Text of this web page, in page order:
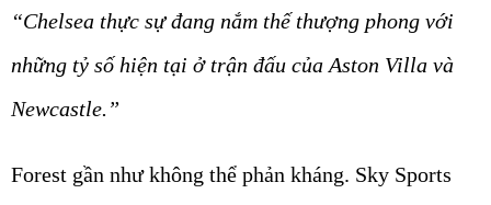
“Chelsea thực sự đang nắm thế thượng phong với
những tỷ số hiện tại ở trận đấu của Aston Villa và
Newcastle.”
Forest gần như không thể phản kháng. Sky Sports